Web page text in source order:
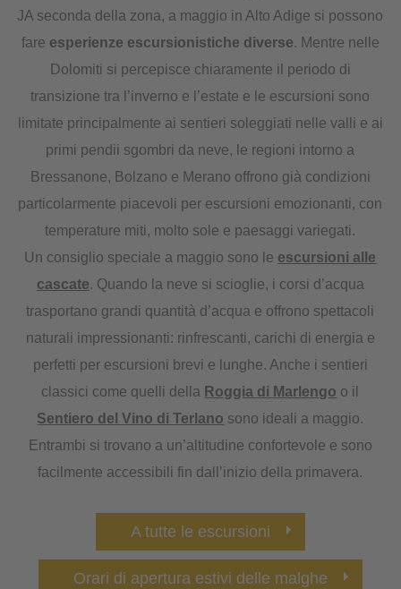
JA seconda della zona, a maggio in Alto Adige si possono
fare esperienze escursionistiche diverse. Mentre nelle
Dolomiti si percepisce chiaramente il periodo di
transizione tra l’inverno e l’estate e le escursioni sono
limitate principalmente ai sentieri soleggiati nelle valli e ai
primi pendii sgombri da neve, le regioni intorno a
Bressanone, Bolzano e Merano offrono già condizioni
particolarmente piacevoli per escursioni emozionanti, con
temperature miti, molto sole e paesaggi variegati.
Un consiglio speciale a maggio sono le escursioni alle
cascate. Quando la neve si scioglie, i corsi d’acqua
trasportano grandi quantità d’acqua e offrono spettacoli
naturali impressionanti: rinfrescanti, carichi di energia e
perfetti per escursioni brevi e lunghe. Anche i sentieri
classici come quelli della Roggia di Marlengo o il
Sentiero del Vino di Terlano sono ideali a maggio.
Entrambi si trovano a un’altitudine confortevole e sono
facilmente accessibili fin dall’inizio della primavera.
A tutte le escursioni
Orari di apertura estivi delle malghe